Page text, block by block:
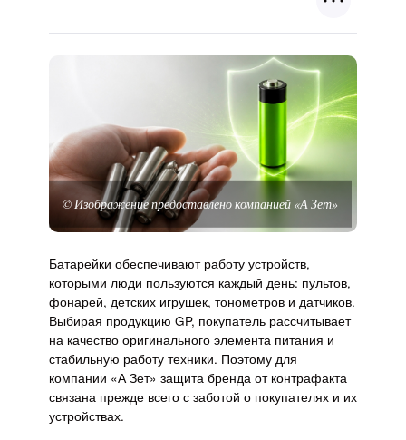
© Изображение предоставлено компанией «А Зет»
Батарейки обеспечивают работу устройств,
которыми люди пользуются каждый день: пультов,
фонарей, детских игрушек, тонометров и датчиков.
Выбирая продукцию GP, покупатель рассчитывает
на качество оригинального элемента питания и
стабильную работу техники. Поэтому для
компании «А Зет» защита бренда от контрафакта
связана прежде всего с заботой о покупателях и их
устройствах.